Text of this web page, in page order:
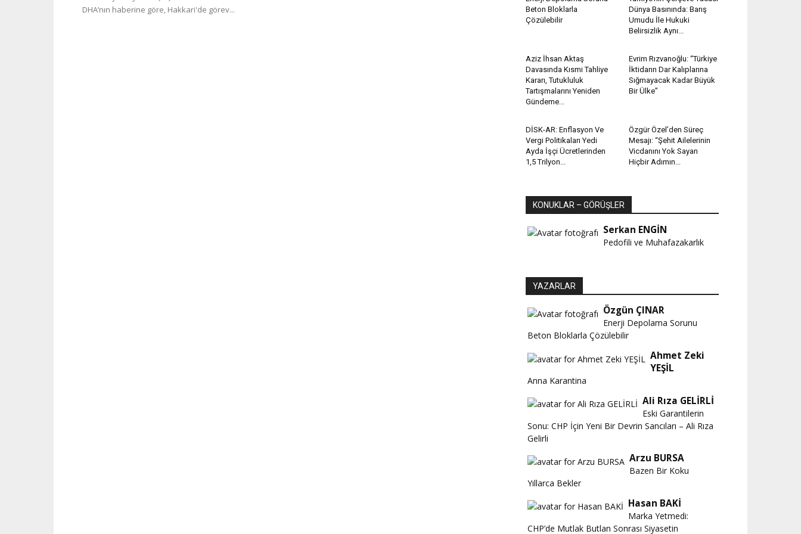
DHA’nın haberine göre, Hakkari'de görev...
Beton Bloklarla
Çözülebilir
Dünya Basınında: Barış
Umudu İle Hukuki
Belirsizlik Aynı...
Aziz İhsan Aktaş
Davasında Kısmi Tahliye
Kararı, Tutukluluk
Tartışmalarını Yeniden
Gündeme...
Evrim Rızvanoğlu: “Türkiye
İktidarın Dar Kalıplarına
Sığmayacak Kadar Büyük
Bir Ülke”
DİSK-AR: Enflasyon Ve
Vergi Politikaları Yedi
Ayda İşçi Ücretlerinden
1,5 Trilyon...
Özgür Özel’den Süreç
Mesajı: “Şehit Ailelerinin
Vicdanını Yok Sayan
Hiçbir Adımın...
KONUKLAR – GÖRÜŞLER
Serkan ENGİN
Pedofili ve Muhafazakarlık
YAZARLAR
Özgün ÇINAR
Enerji Depolama Sorunu
Beton Bloklarla Çözülebilir
Ahmet Zeki
YEŞİL
Anna Karantina
Ali Rıza GELİRLİ
Eski Garantilerin
Sonu: CHP İçin Yeni Bir Devrin Sancıları – Ali Rıza
Gelirli
Arzu BURSA
Bazen Bir Koku
Yıllarca Bekler
Hasan BAKİ
Marka Yetmedi:
CHP’de Mutlak Butlan Sonrası Siyasetin